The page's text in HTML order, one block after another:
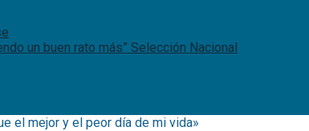
un buen rato más” Selección Nacional
el mejor y el peor día de mi vida»